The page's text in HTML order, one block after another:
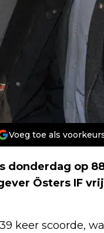
Voeg toe als
donderdag op
Östers IF
keer scoorde,